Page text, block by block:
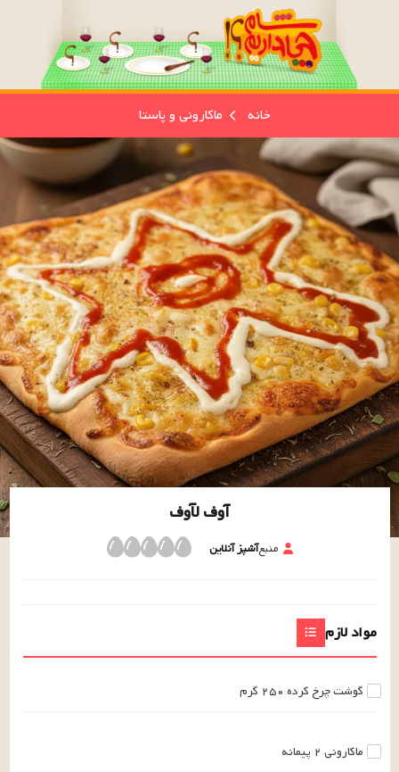
خانه ماکارونی و پاستا
آوف لآوف
منبعآشپز آنلاین
مواد لازم
گوشت چرخ کرده ۲۵۰ گرم
ماکارونی ۲ پیمانه